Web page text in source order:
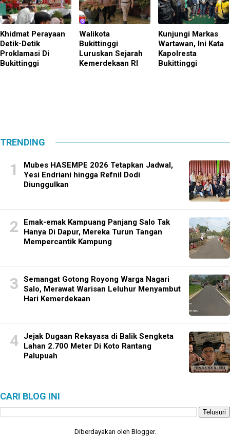
Khidmat Perayaan
Detik-Detik
Proklamasi Di
Bukittinggi
Walikota
Bukittinggi
Luruskan Sejarah
Kemerdekaan RI
Kunjungi Markas
Wartawan, Ini Kata
Kapolresta
Bukittinggi
TRENDING
Mubes HASEMPE 2026 Tetapkan Jadwal,
Yesi Endriani hingga Refnil Dodi
Diunggulkan
Emak-emak Kampuang Panjang Salo Tak
Hanya Di Dapur, Mereka Turun Tangan
Mempercantik Kampung
Semangat Gotong Royong Warga Nagari
Salo, Merawat Warisan Leluhur Menyambut
Hari Kemerdekaan
Jejak Dugaan Rekayasa di Balik Sengketa
Lahan 2.700 Meter Di Koto Rantang
Palupuah
CARI BLOG INI
Diberdayakan oleh Blogger.